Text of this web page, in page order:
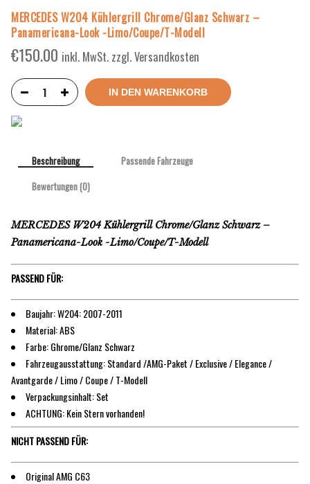
MERCEDES W204 Kühlergrill Chrome/Glanz Schwarz –
Panamericana-Look -Limo/Coupe/T-Modell
€150.00 inkl. MwSt. zzgl. Versandkosten
IN DEN WARENKORB
Beschreibung
Passende Fahrzeuge
Bewertungen (0)
MERCEDES W204 Kühlergrill Chrome/Glanz Schwarz –
Panamericana-Look -Limo/Coupe/T-Modell
PASSEND FÜR:
Baujahr: W204: 2007-2011
Material: ABS
Farbe: Ghrome/Glanz Schwarz
Fahrzeugausstattung: Standard /AMG-Paket / Exclusive / Elegance /
Avantgarde / Limo / Coupe / T-Modell
Verpackungsinhalt: Set
ACHTUNG: Kein Stern vorhanden!
NICHT PASSEND FÜR:
Original AMG C63